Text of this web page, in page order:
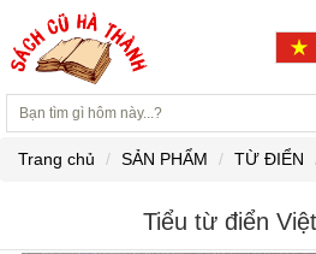
Trang chủ SẢN PHẨM TỪ ĐIỂN
Tiểu từ điển